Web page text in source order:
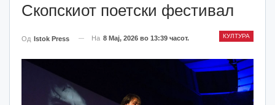
Скопскиот поетски фестивал
КУЛТУРА
Од Istok Press На 8 Мај, 2026 во 13:39 часот.